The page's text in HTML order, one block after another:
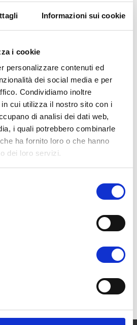
Informazioni sui cookie
i cookie
personalizzare contenuti ed
dei social media e per
Condividiamo inoltre
cui utilizza il nostro sito con i
di analisi dei dati web,
i quali potrebbero combinarle
ha fornito loro o che hanno
dei loro servizi.
(Italia), si basa sugli obiettivi 4
Nazioni Unite per lo Sviluppo
Equality and Empower Women
per gli studenti universitari che
in gruppi misti provenienti da
coinvolte e sviluppare unproject
BIP .
NEXT
GIORNATA DELLA
STUDENTESCA